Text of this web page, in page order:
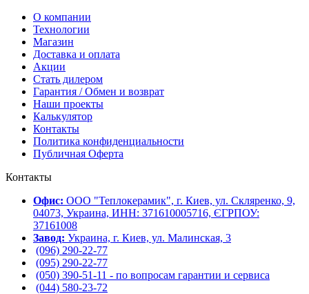
О компании
Технологии
Магазин
Доставка и оплата
Акции
Стать дилером
Гарантия / Обмен и возврат
Наши проекты
Калькулятор
Контакты
Политика конфиденциальности
Публичная Оферта
Контакты
Офис: ООО "Теплокерамик", г. Киев, ул. Скляренко, 9,
04073, Украина, ИНН: 371610005716, ЄГРПОУ:
37161008
Завод: Украина, г. Киев, ул. Малинская, 3
(096) 290-22-77
(095) 290-22-77
(050) 390-51-11 - по вопросам гарантии и cервиса
(044) 580-23-72